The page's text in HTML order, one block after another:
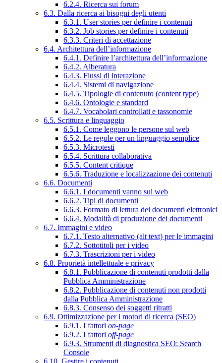
6.2.4. Ricerca sui forum
6.3. Dalla ricerca ai bisogni degli utenti
6.3.1. User stories per definire i contenuti
6.3.2. Job stories per definire i contenuti
6.3.3. Criteri di accettazione
6.4. Architettura dell’informazione
6.4.1. Definire l’architettura dell’informazione
6.4.2. Alberatura
6.4.3. Flussi di interazione
6.4.4. Sistemi di navigazione
6.4.5. Tipologie di contenuto (content type)
6.4.6. Ontologie e standard
6.4.7. Vocabolari controllati e tassonomie
6.5. Scrittura e linguaggio
6.5.1. Come leggono le persone sul web
6.5.2. Le regole per un linguaggio semplice
6.5.3. Microtesti
6.5.4. Scrittura collaborativa
6.5.5. Content critique
6.5.6. Traduzione e localizzazione dei contenuti
6.6. Documenti
6.6.1. I documenti vanno sul web
6.6.2. Tipi di documenti
6.6.3. Formato di lettura dei documenti elettronici
6.6.4. Modalità di produzione dei documenti
6.7. Immagini e video
6.7.1. Testo alternativo (alt text) per le immagini
6.7.2. Sottotitoli per i video
6.7.3. Trascrizioni per i video
6.8. Proprietà intellettuale e privacy
6.8.1. Pubblicazione di contenuti prodotti dalla
Pubblica Amministrazione
6.8.2. Pubblicazione di contenuti non prodotti
dalla Pubblica Amministrazione
6.8.3. Consenso dei soggetti ritratti
6.9. Ottimizzazione per i motori di ricerca (SEO)
6.9.1. I fattori on-page
6.9.2. I fattori off-page
6.9.3. Strumenti di diagnostica SEO: Search
Console
6.10. Gestire i contenuti